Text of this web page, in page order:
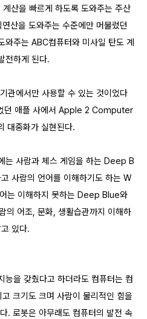
산을 빠르게 하도록 도와주는 주산
산을 도와주는 수준에만 머물렀던
와주는 ABC컴퓨터와 미사일 탄도 계
전하게 된다.
관에서만 사용할 수 있는 것이었다
던 애플 사에서 Apple 2 Computer
대중화가 실현된다.
는 사람과 체스 게임을 하는 Deep B
사람의 언어를 이해하기도 하는 W
는 이해하지 못하는 Deep Blue와
의 어조, 문화, 생활습관까지 이해하
있다.
능을 갖췄다고 하더라도 컴퓨터는 컴
크기도 크며 사람이 물리적인 힘을
. 로봇은 아무래도 컴퓨터의 발전 속